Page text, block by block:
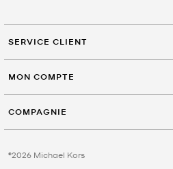
SERVICE CLIENT
MON COMPTE
COMPAGNIE
©2026 Michael Kors